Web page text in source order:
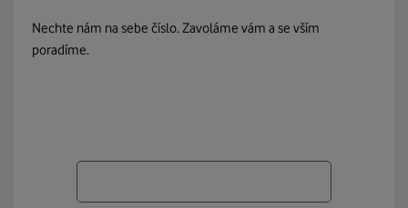
Nechte nám na sebe číslo. Zavoláme vám a se vším
poradíme.